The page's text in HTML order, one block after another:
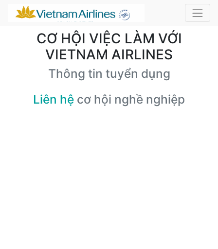
CƠ HỘI VIỆC LÀM VỚI
VIETNAM AIRLINES
Thông tin tuyển dụng
Liên hệ cơ hội nghề nghiệp